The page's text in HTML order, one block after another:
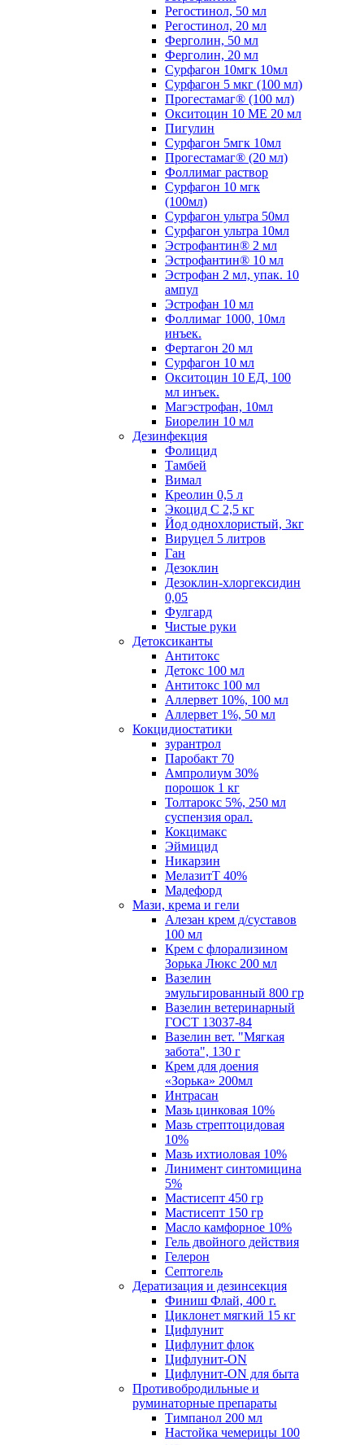
Регостинол, 50 мл
Регостинол, 20 мл
Ферголин, 50 мл
Ферголин, 20 мл
Сурфагон 10мгк 10мл
Сурфагон 5 мкг (100 мл)
Прогестамаг® (100 мл)
Окситоцин 10 МЕ 20 мл
Пигулин
Сурфагон 5мгк 10мл
Прогестамаг® (20 мл)
Фоллимаг раствор
Сурфагон 10 мгк
(100мл)
Сурфагон ультра 50мл
Сурфагон ультра 10мл
Эстрофантин® 2 мл
Эстрофантин® 10 мл
Эстрофан 2 мл, упак. 10
ампул
Эстрофан 10 мл
Фоллимаг 1000, 10мл
инъек.
Фертагон 20 мл
Сурфагон 10 мл
Окситоцин 10 ЕД, 100
мл инъек.
Магэстрофан, 10мл
Биорелин 10 мл
Дезинфекция
Фолицид
Тамбей
Вимал
Креолин 0,5 л
Экоцид С 2,5 кг
Йод однохлористый, 3кг
Вируцел 5 литров
Ган
Дезоклин
Дезоклин-хлоргексидин
0,05
Фулгард
Чистые руки
Детоксиканты
Антитокс
Детокс 100 мл
Антитокс 100 мл
Аллервет 10%, 100 мл
Аллервет 1%, 50 мл
Кокцидиостатики
зурантрол
Паробакт 70
Ампролиум 30%
порошок 1 кг
Толтарокс 5%, 250 мл
суспензия орал.
Кокцимакс
Эймицид
Никарзин
МелазитТ 40%
Мадефорд
Мази, крема и гели
Алезан крем д/суставов
100 мл
Крем с флорализином
Зорька Люкс 200 мл
Вазелин
эмульгированный 800 гр
Вазелин ветеринарный
ГОСТ 13037-84
Вазелин вет. "Мягкая
забота", 130 г
Крем для доения
«Зорька» 200мл
Интрасан
Мазь цинковая 10%
Мазь стрептоцидовая
10%
Мазь ихтиоловая 10%
Линимент синтомицина
5%
Мастисепт 450 гр
Мастисепт 150 гр
Масло камфорное 10%
Гель двойного действия
Гелерон
Септогель
Дератизация и дезинсекция
Финиш Флай, 400 г.
Циклонет мягкий 15 кг
Цифлунит
Цифлунит флок
Цифлунит-ON
Цифлунит-ON для быта
Противобродильные и
руминаторные препараты
Тимпанол 200 мл
Настойка чемерицы 100